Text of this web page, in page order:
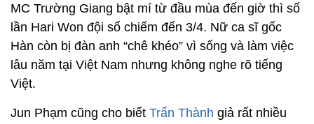
MC Trường Giang bật mí từ đầu mùa đến giờ thì số
lần Hari Won đội sổ chiếm đến 3/4. Nữ ca sĩ gốc
Hàn còn bị đàn anh “chê khéo” vì sống và làm việc
lâu năm tại Việt Nam nhưng không nghe rõ tiếng
Việt.
Jun Phạm cũng cho biết Trấn Thành giả rất nhiều